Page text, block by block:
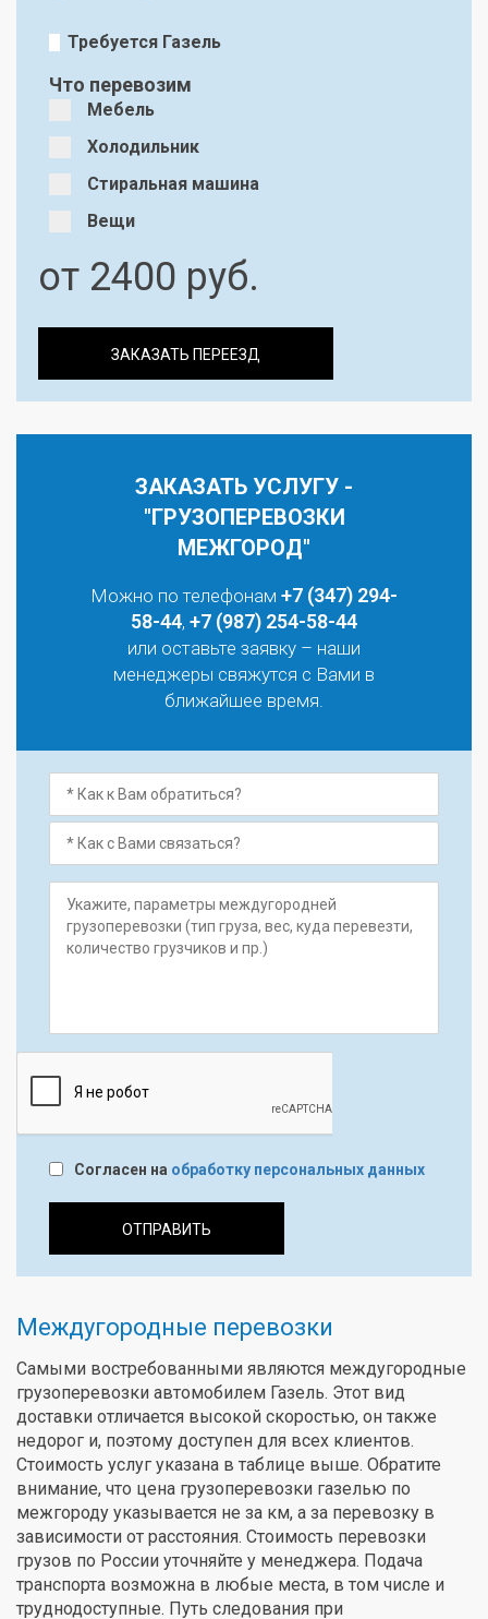
Требуется Газель
Что перевозим
Мебель
Холодильник
Стиральная машина
Вещи
от 2400 руб.
ЗАКАЗАТЬ ПЕРЕЕЗД
ЗАКАЗАТЬ УСЛУГУ -
"ГРУЗОПЕРЕВОЗКИ
МЕЖГОРОД"
Можно по телефонам +7 (347) 294-
58-44, +7 (987) 254-58-44
или оставьте заявку – наши
менеджеры свяжутся с Вами в
ближайшее время.
Согласен на обработку персональных данных
ОТПРАВИТЬ
Междугородные перевозки
Самыми востребованными являются междугородные
грузоперевозки автомобилем Газель. Этот вид
доставки отличается высокой скоростью, он также
недорог и, поэтому доступен для всех клиентов.
Стоимость услуг указана в таблице выше. Обратите
внимание, что цена грузоперевозки газелью по
межгороду указывается не за км, а за перевозку в
зависимости от расстояния. Стоимость перевозки
грузов по России уточняйте у менеджера. Подача
транспорта возможна в любые места, в том числе и
труднодоступные. Путь следования при